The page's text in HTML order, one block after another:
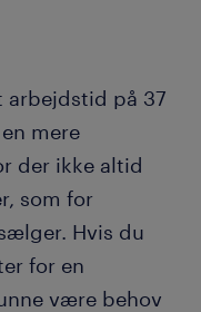
arbejdstid på 37
mere
der ikke altid
som for
Hvis du
for en
være behov